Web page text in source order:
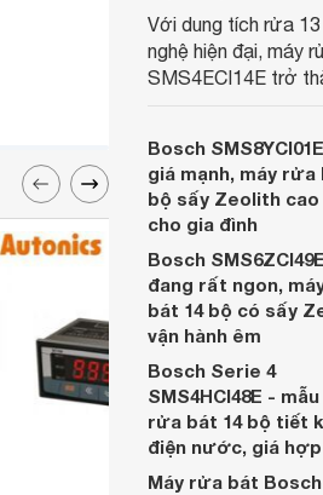
Với dung tích rửa
nghệ hiện đại, máy
SMS4ECI14E trở
chỉnh giảm sâu.
Bosch
giá mạnh, máy rửa
bộ sấy Zeolith cao
cho gia đình
Bosch
đang rất ngon,
bát 14 bộ có sấy
vận hành êm
Bosch Serie 4
SMS4HCI48E -
rửa bát 14 bộ tiết
điện nước, giá
Máy rửa bát